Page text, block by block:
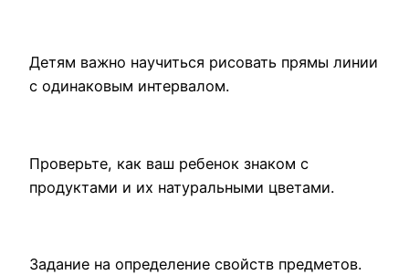
Детям важно научиться рисовать прямы линии
с одинаковым интервалом.
Проверьте, как ваш ребенок знаком с
продуктами и их натуральными цветами.
Задание на определение свойств предметов.